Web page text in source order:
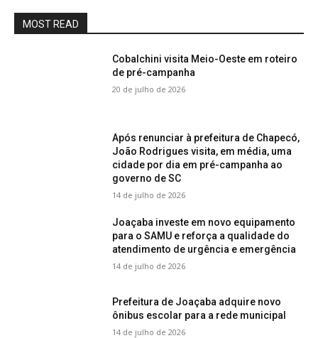
MOST READ
Cobalchini visita Meio-Oeste em roteiro
de pré-campanha
20 de julho de 2026
Após renunciar à prefeitura de Chapecó,
João Rodrigues visita, em média, uma
cidade por dia em pré-campanha ao
governo de SC
14 de julho de 2026
Joaçaba investe em novo equipamento
para o SAMU e reforça a qualidade do
atendimento de urgência e emergência
14 de julho de 2026
Prefeitura de Joaçaba adquire novo
ônibus escolar para a rede municipal
14 de julho de 2026